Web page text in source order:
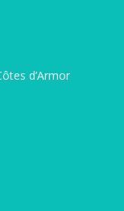
d’Armor